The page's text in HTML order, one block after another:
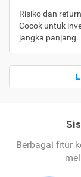
Risiko dan
Cocok untuk
jangka panjang.
Berbagai fitur